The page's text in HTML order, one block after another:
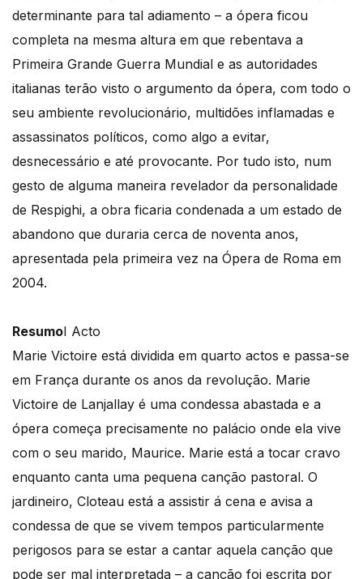
determinante para tal adiamento – a ópera ficou
completa na mesma altura em que rebentava a
Primeira Grande Guerra Mundial e as autoridades
italianas terão visto o argumento da ópera, com todo o
seu ambiente revolucionário, multidões inflamadas e
assassinatos políticos, como algo a evitar,
desnecessário e até provocante. Por tudo isto, num
gesto de alguma maneira revelador da personalidade
de Respighi, a obra ficaria condenada a um estado de
abandono que duraria cerca de noventa anos,
apresentada pela primeira vez na Ópera de Roma em
2004.
ResumoI Acto
Marie Victoire está dividida em quarto actos e passa-se
em França durante os anos da revolução. Marie
Victoire de Lanjallay é uma condessa abastada e a
ópera começa precisamente no palácio onde ela vive
com o seu marido, Maurice. Marie está a tocar cravo
enquanto canta uma pequena canção pastoral. O
jardineiro, Cloteau está a assistir á cena e avisa a
condessa de que se vivem tempos particularmente
perigosos para se estar a cantar aquela canção que
pode ser mal interpretada – a canção foi escrita por